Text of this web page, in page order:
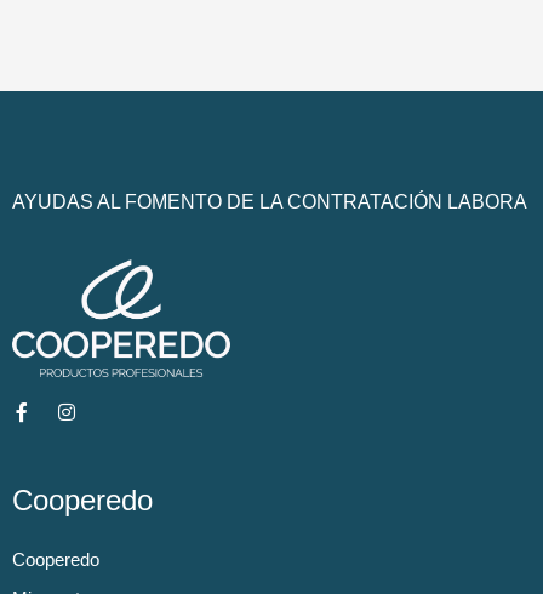
AYUDAS AL FOMENTO DE LA CONTRATACIÓN LABORA
Cooperedo
Cooperedo